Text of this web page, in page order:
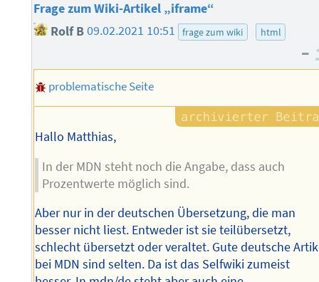
Frage zum Wiki-Artikel „iframe“
Rolf B09.02.2021 10:51 frage zum wiki html
–
problematische Seite
Hallo Matthias,
In der MDN steht noch die Angabe, dass auch
Prozentwerte möglich sind.
Aber nur in der deutschen Übersetzung, die man
besser nicht liest. Entweder ist sie teilübersetzt,
schlecht übersetzt oder veraltet. Gute deutsche
bei MDN sind selten. Da ist das Selfwiki zumeist